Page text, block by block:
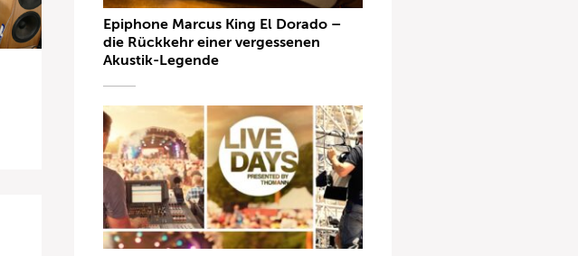
Epiphone Marcus King El Dorado –
die Rückkehr einer vergessenen
Akustik-Legende